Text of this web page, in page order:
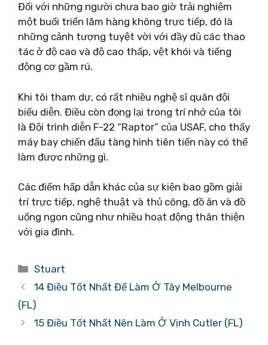
Đối với những người chưa bao giờ trải nghiệm
một buổi triển lãm hàng không trực tiếp, đó là
những cảnh tượng tuyệt vời với đầy đủ các thao
tác ở độ cao và độ cao thấp, vệt khói và tiếng
động cơ gầm rú.
Khi tôi tham dự, có rất nhiều nghệ sĩ quân đội
biểu diễn. Điều còn đọng lại trong trí nhớ của tôi
là Đội trình diễn F-22 “Raptor” của USAF, cho thấy
máy bay chiến đấu tàng hình tiên tiến này có thể
làm được những gì.
Các điểm hấp dẫn khác của sự kiện bao gồm giải
trí trực tiếp, nghệ thuật và thủ công, đồ ăn và đồ
uống ngon cũng như nhiều hoạt động thân thiện
với gia đình.
Danh
mục
Stuart
14 Điều Tốt Nhất Để Làm Ở Tây Melbourne
(FL)
15 Điều Tốt Nhất Nên Làm Ở Vịnh Cutler (FL)